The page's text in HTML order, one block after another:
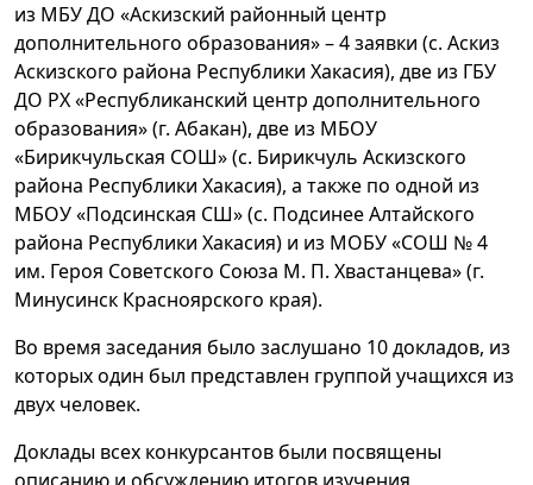
из МБУ ДО «Аскизский районный центр
дополнительного образования» – 4 заявки (с. Аскиз
Аскизского района Республики Хакасия), две из ГБУ
ДО РХ «Республиканский центр дополнительного
образования» (г. Абакан), две из МБОУ
«Бирикчульская СОШ» (с. Бирикчуль Аскизского
района Республики Хакасия), а также по одной из
МБОУ «Подсинская СШ» (с. Подсинее Алтайского
района Республики Хакасия) и из МОБУ «СОШ № 4
им. Героя Советского Союза М. П. Хвастанцева» (г.
Минусинск Красноярского края).
Во время заседания было заслушано 10 докладов, из
которых один был представлен группой учащихся из
двух человек.
Доклады всех конкурсантов были посвящены